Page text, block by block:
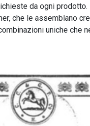
da ogni prodotto.
che le assemblano
uniche che